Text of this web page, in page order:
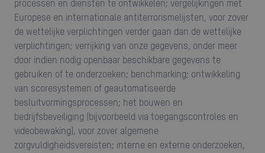
processen en diensten te ontwikkelen; vergelijkingen met
Europese en internationale antiterrorismelijsten, voor zover
de wettelijke verplichtingen verder gaan dan de wettelijke
verplichtingen; verrijking van onze gegevens, onder meer
door indien nodig openbaar beschikbare gegevens te
gebruiken of te onderzoeken; benchmarking; ontwikkeling
van scoresystemen of geautomatiseerde
besluitvormingsprocessen; het bouwen en
bedrijfsbeveiliging (bijvoorbeeld via toegangscontroles en
videobewaking), voor zover algemene
zorgvuldigheidsvereisten; interne en externe onderzoeken,